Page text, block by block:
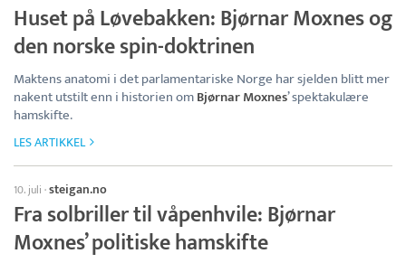
Huset på Løvebakken: Bjørnar Moxnes og
den norske spin-doktrinen
Maktens anatomi i det parlamentariske Norge har sjelden blitt mer
nakent utstilt enn i historien omBjørnar Moxnes’ spektakulære
hamskifte.
LES ARTIKKEL
10. juli ·steigan.no
Fra solbriller til våpenhvile: Bjørnar
Moxnes’ politiske hamskifte